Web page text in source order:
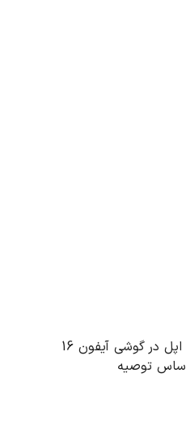
باعث می‌شود تا از جدید‌ترین و پیشرفته‌ترین امکاناتی که تا به امروز در گوشی‌های پرچمدار به کار رفته بتوانید استفاده کنید. شرکت اپل در گوشی آیفون 16
اساس توصیه